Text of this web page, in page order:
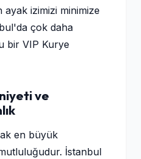
izimizi minimize
çok daha
bir VIP Kurye
ve
en büyük
İstanbul